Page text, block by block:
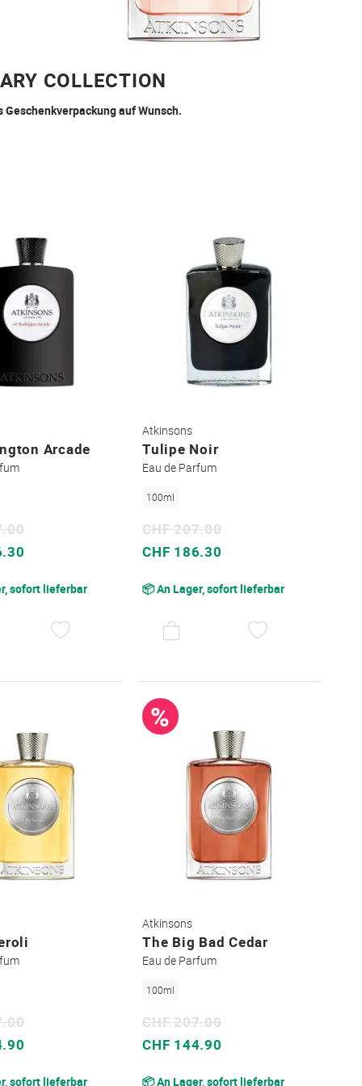
COLLECTION
auf Wunsch.
Arcade
sofort lieferbar
Atkinsons
Tulipe Noir
Eau de Parfum
100ml
Sonderpreis
CHF 186.30
CHF 207.00
📦 An Lager, sofort lieferbar
sofort lieferbar
%
Atkinsons
The Big Bad Cedar
Eau de Parfum
100ml
Sonderpreis
CHF 144.90
CHF 207.00
📦 An Lager, sofort lieferbar